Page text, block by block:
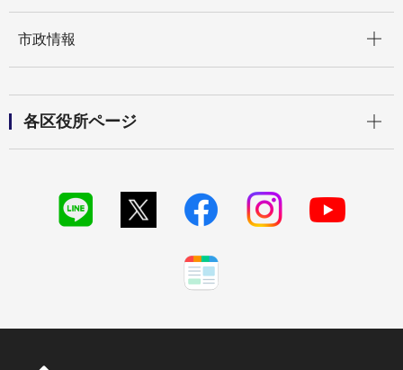
市政情報
各区役所ページ